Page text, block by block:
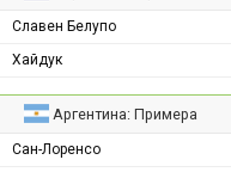
Славен Белупо
Хайдук
Аргентина: Примера
Сан-Лоренсо